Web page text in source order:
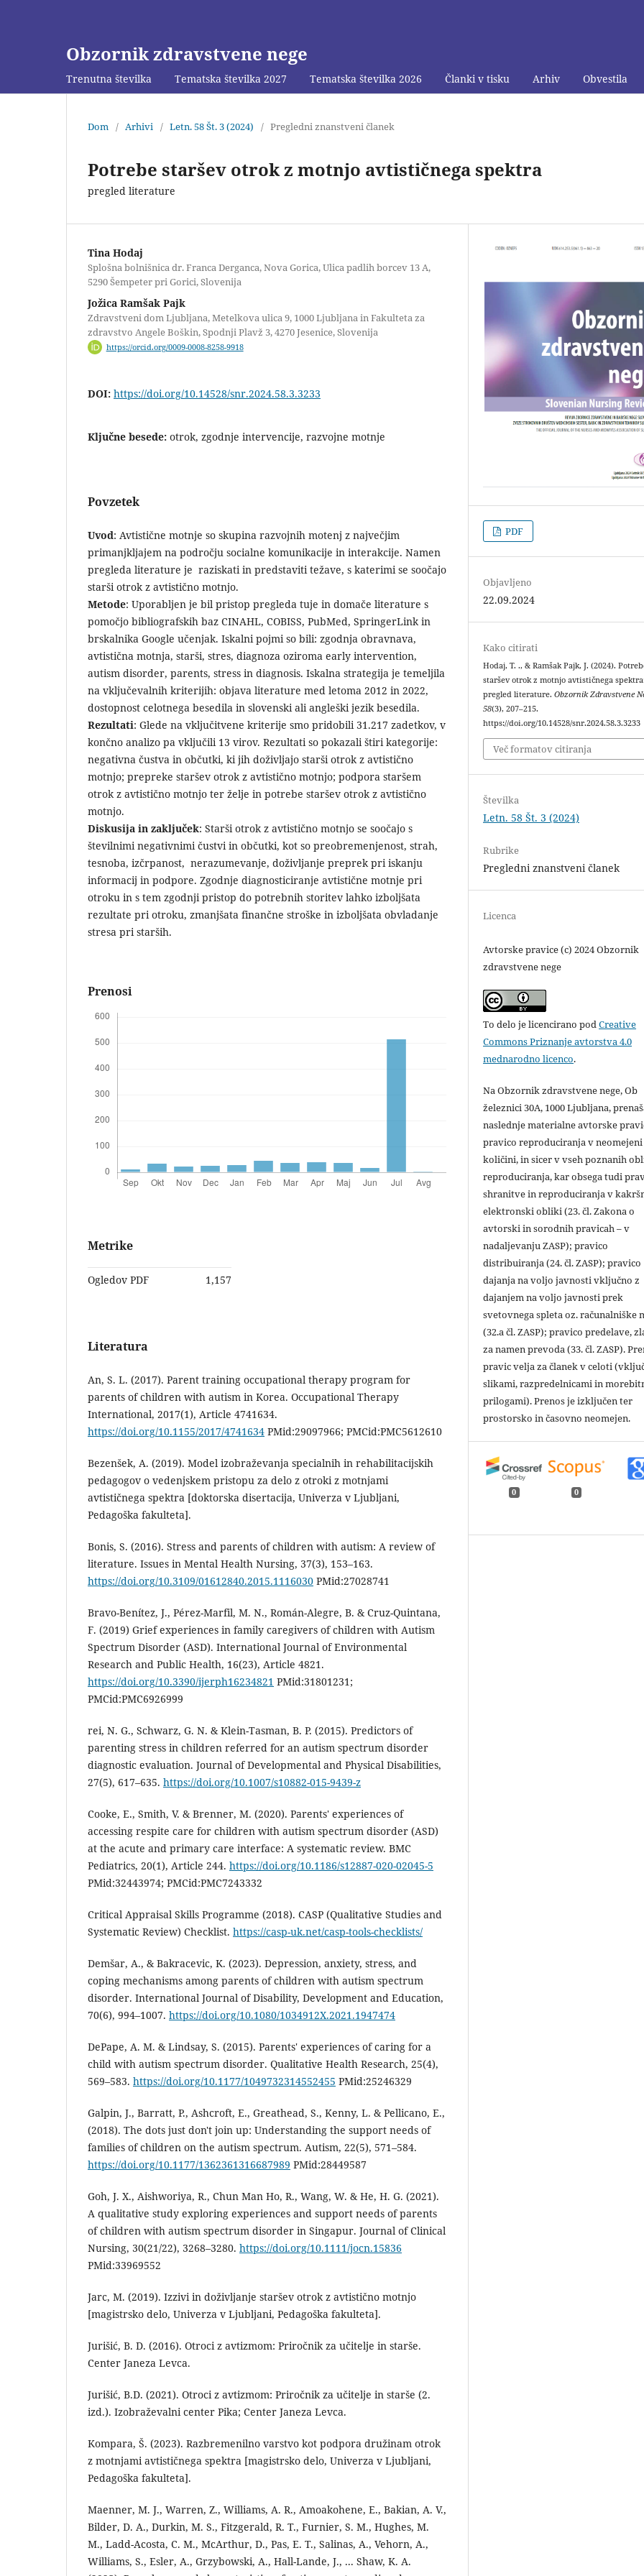
Obzornik zdravstvene nege
Trenutna številka Tematska številka 2027 Tematska številka 2026 Članki v tisku Arhiv Obvestila
Dom / Arhivi / Letn. 58 Št. 3 (2024) / Pregledni znanstveni članek
Potrebe staršev otrok z motnjo avtističnega spektra
pregled literature
Tina Hodaj
Splošna bolnišnica dr. Franca Derganca, Nova Gorica, Ulica padlih borcev 13 A,
5290 Šempeter pri Gorici, Slovenija
Jožica Ramšak Pajk
Zdravstveni dom Ljubljana, Metelkova ulica 9, 1000 Ljubljana in Fakulteta za
zdravstvo Angele Boškin, Spodnji Plavž 3, 4270 Jesenice, Slovenija
https://orcid.org/0009-0008-8258-9918
DOI: https://doi.org/10.14528/snr.2024.58.3.3233
Ključne besede: otrok, zgodnje intervencije, razvojne motnje
Povzetek
Uvod: Avtistične motnje so skupina razvojnih motenj z največjim
primanjkljajem na področju socialne komunikacije in interakcije. Namen
pregleda literature je raziskati in predstaviti težave, s katerimi se soočajo
starši otrok z avtistično motnjo.
Metode: Uporabljen je bil pristop pregleda tuje in domače literature s
pomočjo bibliografskih baz CINAHL, COBISS, PubMed, SpringerLink in
brskalnika Google učenjak. Iskalni pojmi so bili: zgodnja obravnava,
avtistična motnja, starši, stres, diagnoza oziroma early intervention,
autism disorder, parents, stress in diagnosis. Iskalna strategija je temeljila
na vključevalnih kriterijih: objava literature med letoma 2012 in 2022,
dostopnost celotnega besedila in slovenski ali angleški jezik besedila.
Rezultati: Glede na vključitvene kriterije smo pridobili 31.217 zadetkov, v
končno analizo pa vključili 13 virov. Rezultati so pokazali štiri kategorije:
negativna čustva in občutki, ki jih doživljajo starši otrok z avtistično
motnjo; prepreke staršev otrok z avtistično motnjo; podpora staršem
otrok z avtistično motnjo ter želje in potrebe staršev otrok z avtistično
motnjo.
Diskusija in zaključek: Starši otrok z avtistično motnjo se soočajo s
številnimi negativnimi čustvi in občutki, kot so preobremenjenost, strah,
tesnoba, izčrpanost, nerazumevanje, doživljanje preprek pri iskanju
informacij in podpore. Zgodnje diagnosticiranje avtistične motnje pri
otroku in s tem zgodnji pristop do potrebnih storitev lahko izboljšata
rezultate pri otroku, zmanjšata finančne stroške in izboljšata obvladanje
stresa pri starših.
Prenosi
Metrike
Ogledov PDF 1,157
Literatura
An, S. L. (2017). Parent training occupational therapy program for
parents of children with autism in Korea. Occupational Therapy
International, 2017(1), Article 4741634.
https://doi.org/10.1155/2017/4741634 PMid:29097966; PMCid:PMC5612610
Bezenšek, A. (2019). Model izobraževanja specialnih in rehabilitacijskih
pedagogov o vedenjskem pristopu za delo z otroki z motnjami
avtističnega spektra [doktorska disertacija, Univerza v Ljubljani,
Pedagoška fakulteta].
Bonis, S. (2016). Stress and parents of children with autism: A review of
literature. Issues in Mental Health Nursing, 37(3), 153–163.
https://doi.org/10.3109/01612840.2015.1116030 PMid:27028741
Bravo-Benítez, J., Pérez-Marfil, M. N., Román-Alegre, B. & Cruz-Quintana,
F. (2019) Grief experiences in family caregivers of children with Autism
Spectrum Disorder (ASD). International Journal of Environmental
Research and Public Health, 16(23), Article 4821.
https://doi.org/10.3390/ijerph16234821 PMid:31801231;
PMCid:PMC6926999
rei, N. G., Schwarz, G. N. & Klein-Tasman, B. P. (2015). Predictors of
parenting stress in children referred for an autism spectrum disorder
diagnostic evaluation. Journal of Developmental and Physical Disabilities,
27(5), 617–635. https://doi.org/10.1007/s10882-015-9439-z
Cooke, E., Smith, V. & Brenner, M. (2020). Parents' experiences of
accessing respite care for children with autism spectrum disorder (ASD)
at the acute and primary care interface: A systematic review. BMC
Pediatrics, 20(1), Article 244. https://doi.org/10.1186/s12887-020-02045-5
PMid:32443974; PMCid:PMC7243332
Critical Appraisal Skills Programme (2018). CASP (Qualitative Studies and
Systematic Review) Checklist. https://casp-uk.net/casp-tools-checklists/
Demšar, A., & Bakracevic, K. (2023). Depression, anxiety, stress, and
coping mechanisms among parents of children with autism spectrum
disorder. International Journal of Disability, Development and Education,
70(6), 994–1007. https://doi.org/10.1080/1034912X.2021.1947474
DePape, A. M. & Lindsay, S. (2015). Parents' experiences of caring for a
child with autism spectrum disorder. Qualitative Health Research, 25(4),
569–583. https://doi.org/10.1177/1049732314552455 PMid:25246329
Galpin, J., Barratt, P., Ashcroft, E., Greathead, S., Kenny, L. & Pellicano, E.,
(2018). The dots just don't join up: Understanding the support needs of
families of children on the autism spectrum. Autism, 22(5), 571–584.
https://doi.org/10.1177/1362361316687989 PMid:28449587
Goh, J. X., Aishworiya, R., Chun Man Ho, R., Wang, W. & He, H. G. (2021).
A qualitative study exploring experiences and support needs of parents
of children with autism spectrum disorder in Singapur. Journal of Clinical
Nursing, 30(21/22), 3268–3280. https://doi.org/10.1111/jocn.15836
PMid:33969552
Jarc, M. (2019). Izzivi in doživljanje staršev otrok z avtistično motnjo
[magistrsko delo, Univerza v Ljubljani, Pedagoška fakulteta].
Jurišić, B. D. (2016). Otroci z avtizmom: Priročnik za učitelje in starše.
Center Janeza Levca.
Jurišić, B.D. (2021). Otroci z avtizmom: Priročnik za učitelje in starše (2.
izd.). Izobraževalni center Pika; Center Janeza Levca.
Kompara, Š. (2023). Razbremenilno varstvo kot podpora družinam otrok
z motnjami avtističnega spektra [magistrsko delo, Univerza v Ljubljani,
Pedagoška fakulteta].
Maenner, M. J., Warren, Z., Williams, A. R., Amoakohene, E., Bakian, A. V.,
Bilder, D. A., Durkin, M. S., Fitzgerald, R. T., Furnier, S. M., Hughes, M.
M., Ladd-Acosta, C. M., McArthur, D., Pas, E. T., Salinas, A., Vehorn, A.,
Williams, S., Esler, A., Grzybowski, A., Hall-Lande, J., ... Shaw, K. A.
PDF
Objavljeno
22.09.2024
Kako citirati
Hodaj, T. ., & Ramšak Pajk, J. (2024).
staršev otrok z motnjo avtističnega
pregled literature.Obzornik Zdravstvene
58(3), 207–215.
https://doi.org/10.14528/snr.2024.58.3.3233
Več formatov citiranja
Številka
Letn. 58 Št. 3 (2024)
Rubrike
Pregledni znanstveni članek
Licenca
Avtorske pravice (c) 2024 Obzornik
zdravstvene nege
To delo je licencirano podCreative
Commons Priznanje avtorstva 4.0
mednarodno licenco.
Na Obzornik zdravstvene nege, Ob
železnici 30A, 1000 Ljubljana,
naslednje materialne avtorske
pravico reproduciranja v neomejeni
količini, in sicer v vseh poznanih
reproduciranja, kar obsega tudi
shranitve in reproduciranja v
elektronski obliki (23. čl. Zakona o
avtorski in sorodnih pravicah – v
nadaljevanju ZASP); pravico
distribuiranja (24. čl. ZASP); pravico
dajanja na voljo javnosti vključno z
dajanjem na voljo javnosti prek
svetovnega spleta oz. računalniške
(32.a čl. ZASP); pravico predelave,
za namen prevoda (33. čl. ZASP).
pravic velja za članek v celoti
slikami, razpredelnicami in
prilogami). Prenos je izključen ter
prostorsko in časovno neomejen.
0 0